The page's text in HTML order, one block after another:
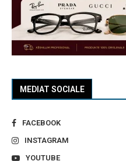
MEDIAT SOCIALE
FACEBOOK
INSTAGRAM
YOUTUBE